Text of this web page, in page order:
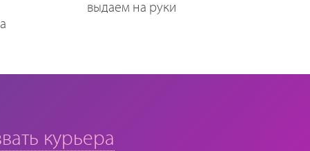
выдаем на руки
курьера